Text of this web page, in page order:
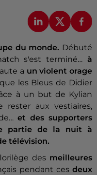
du monde. Débuté
s'est terminé… à
a un violent orage
les Bleus de Didier
à un but de Kylian
rester aux vestiaires,
et des supporters
partie de la nuit à
télévision.
des meilleures
pendant ces deux